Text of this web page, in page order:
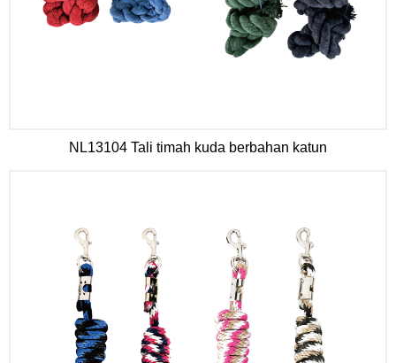
NL13104 Tali timah kuda berbahan katun